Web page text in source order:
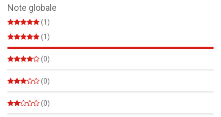
Note globale
(1)
(1)
100%
(0)
(0)
(0)